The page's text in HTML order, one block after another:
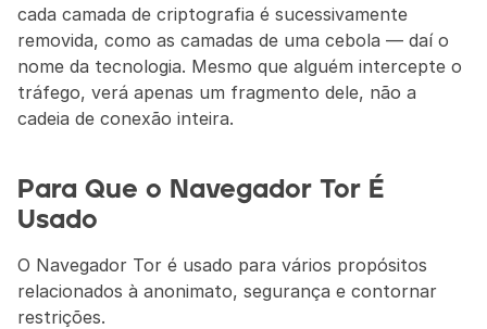
cada camada de criptografia é sucessivamente
removida, como as camadas de uma cebola — daí o
nome da tecnologia. Mesmo que alguém intercepte o
tráfego, verá apenas um fragmento dele, não a
cadeia de conexão inteira.
Para Que o Navegador Tor É
Usado
O Navegador Tor é usado para vários propósitos
relacionados à anonimato, segurança e contornar
restrições.